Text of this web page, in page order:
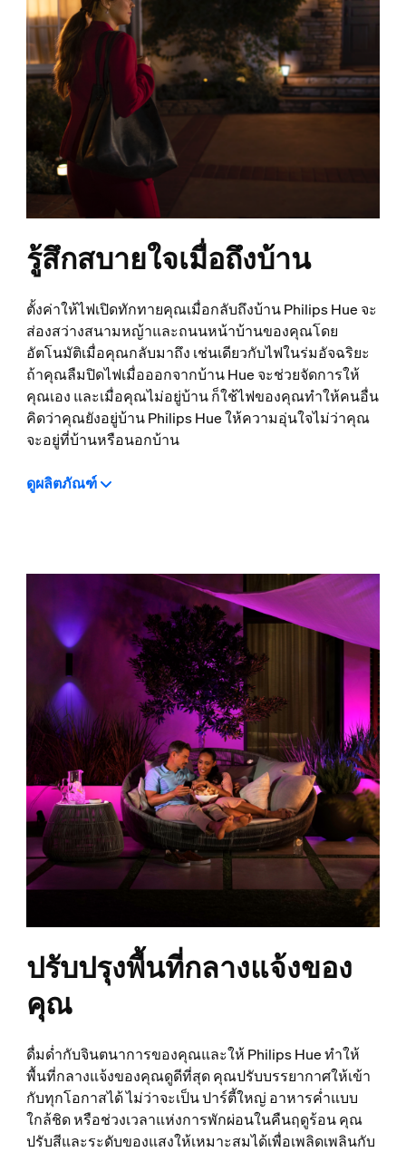
รู้สึกสบายใจเมื่อถึงบ้าน
ตั้งค่าให้ไฟเปิดทักทายคุณเมื่อกลับถึงบ้าน Philips Hue จะ
ส่องสว่างสนามหญ้าและถนนหน้าบ้านของคุณโดย
อัตโนมัติเมื่อคุณกลับมาถึง เช่นเดียวกับไฟในร่มอัจฉริยะ
ถ้าคุณลืมปิดไฟเมื่อออกจากบ้าน Hue จะช่วยจัดการให้
คุณเอง และเมื่อคุณไม่อยู่บ้าน ก็ใช้ไฟของคุณทำให้คนอื่น
คิดว่าคุณยังอยู่บ้าน Philips Hue ให้ความอุ่นใจไม่ว่าคุณ
จะอยู่ที่บ้านหรือนอกบ้าน
ดูผลิตภัณฑ์
ปรับปรุงพื้นที่กลางแจ้งของ
คุณ
ดื่มด่ำกับจินตนาการของคุณและให้ Philips Hue ทำให้
พื้นที่กลางแจ้งของคุณดูดีที่สุด คุณปรับบรรยากาศให้เข้า
กับทุกโอกาสได้ ไม่ว่าจะเป็น ปาร์ตี้ใหญ่ อาหารค่ำแบบ
ใกล้ชิด หรือช่วงเวลาแห่งการพักผ่อนในคืนฤดูร้อน คุณ
ปรับสีและระดับของแสงให้เหมาะสมได้เพื่อเพลิดเพลินกับ